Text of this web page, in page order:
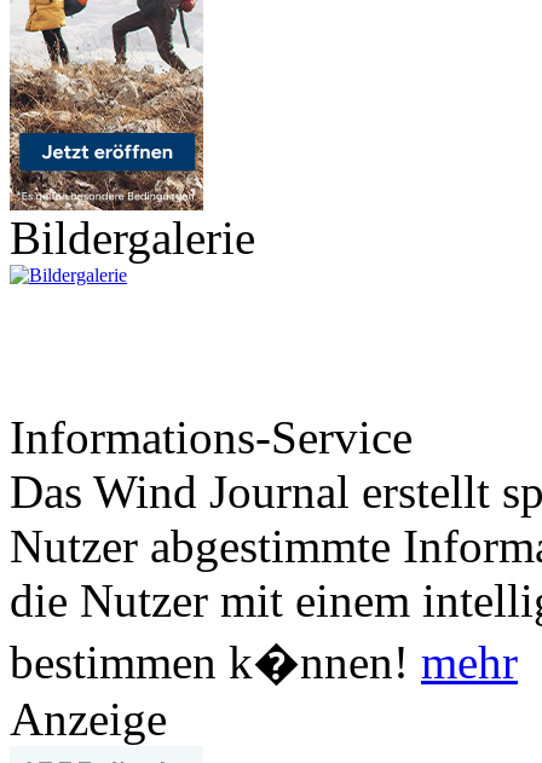
Bildergalerie
Informations-Service
Das Wind Journal erstellt
Nutzer abgestimmte
die Nutzer mit einem
bestimmen k�nnen! mehr
Anzeige